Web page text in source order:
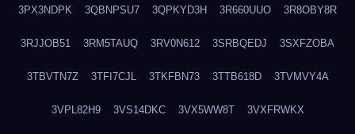
3PX3NDPK 3QBNPSU7 3QPKYD3H 3R660UUO 3R8OBY8R
3RJJOB51 3RM5TAUQ 3RV0N612 3SRBQEDJ 3SXFZOBA
3TBVTN7Z 3TFI7CJL 3TKFBN73 3TTB618D 3TVMVY4A
3VPL82H9 3VS14DKC 3VX5WW8T 3VXFRWKX